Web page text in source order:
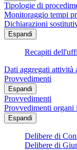
Tipologie di
Monitoraggio tempi
Dichiarazioni
Espandi
Recapiti
Dati aggregati attività
Provvedimenti
Espandi
Provvedimenti
Provvedimenti
Espandi
Delibere di
Delibere di